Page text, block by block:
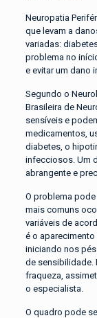
Neuropatia
que levam a
variadas:
problema no
e evitar um dano
Segundo o
Brasileira de
sensíveis e
medicamentos,
diabetes, o
infecciosos. Um
abrangente e
O problema
mais comuns
variáveis de
é o
iniciando nos
de sensibilidade.
fraqueza,
o especialista.
O quadro pode